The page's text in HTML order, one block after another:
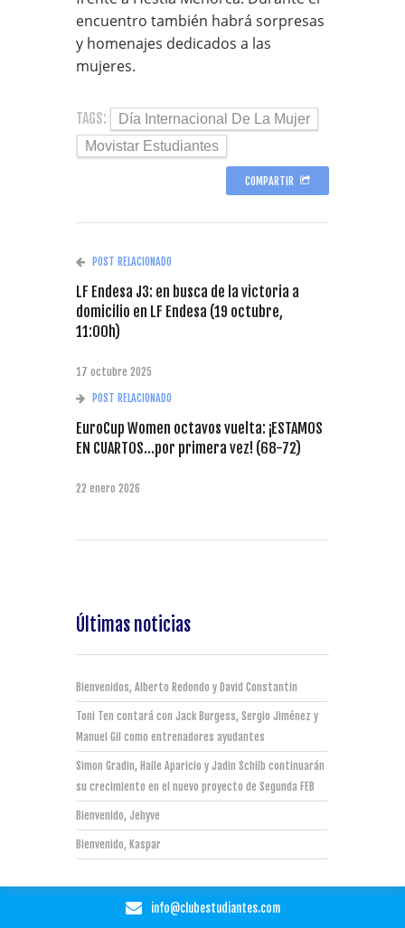
encuentro también habrá sorpresas
y homenajes dedicados a las
mujeres.
TAGS:
Día Internacional De La Mujer
Movistar Estudiantes
COMPARTIR
POST RELACIONADO
LF Endesa J3: en busca de la victoria a
domicilio en LF Endesa (19 octubre,
11:00h)
17 octubre 2025
POST RELACIONADO
EuroCup Women octavos vuelta: ¡ESTAMOS
EN CUARTOS...por primera vez! (68-72)
22 enero 2026
Últimas noticias
Bienvenidos, Alberto Redondo y David Constantin
Toni Ten contará con Jack Burgess, Sergio Jiménez y
Manuel Gil como entrenadores ayudantes
Simon Gradin, Haile Aparicio y Jadin Schilb continuarán
su crecimiento en el nuevo proyecto de Segunda FEB
Bienvenido, Jehyve
Bienvenido, Kaspar
info@clubestudiantes.com